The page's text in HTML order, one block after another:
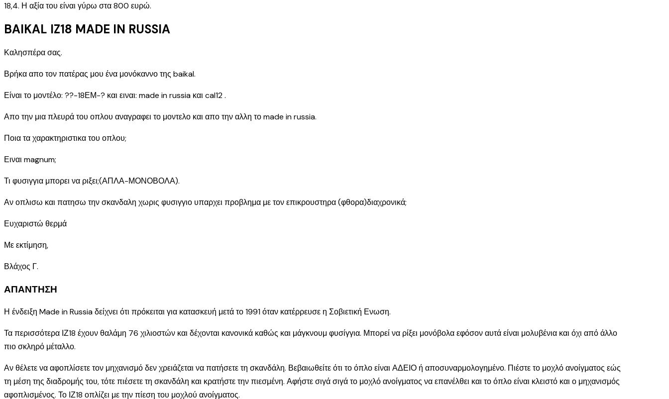
18,4. Η αξία του είναι γύρω στα 800 ευρώ.
BAIKAL IZ18 MADE IN RUSSIA
Καλησπέρα σας.
Βρήκα απο τον πατέρας μου ένα μονόκαννο της baikal.
Είναι το μοντέλο: ??-18ΕΜ-? και ειναι: made in russia και cal12 .
Απο την μια πλευρά του οπλου αναγραφει το μοντελο και απο την αλλη το made in russia.
Ποια τα χαρακτηριστικα του οπλου;
Ειναι magnum;
Τι φυσιγγια μπορει να ριξει;(ΑΠΛΑ-ΜΟΝΟΒΟΛΑ).
Αν οπλισω και πατησω την σκανδαλη χωρις φυσιγγιο υπαρχει προβλημα με τον επικρουστηρα (φθορα)διαχρονικά;
Ευχαριστώ θερμά
Με εκτίμηση,
Βλάχος Γ.
ΑΠΑΝΤΗΣΗ
Η ένδειξη Made in Russia δείχνει ότι πρόκειται για κατασκευή μετά το 1991 όταν κατέρρευσε η Σοβιετική Ενωση.
Τα περισσότερα ΙΖ18 έχουν θαλάμη 76 χιλιοστών και δέχονται κανονικά καθώς και μάγκνουμ φυσίγγια. Μπορεί να ρίξει μονόβολα εφόσον αυτά είναι μολυβένια και όχι από άλλο
πιο σκληρό μέταλλο.
Αν θέλετε να αφοπλίσετε τον μηχανισμό δεν χρειάζεται να πατήσετε τη σκανδάλη. Βεβαιωθείτε ότι το όπλο είναι ΑΔΕΙΟ ή αποσυναρμολογημένο. Πιέστε το μοχλό ανοίγματος εώς
τη μέση της διαδρομής του, τότε πιέσετε τη σκανδάλη και κρατήστε την πιεσμένη. Αφήστε σιγά σιγά το μοχλό ανοίγματος να επανέλθει και το όπλο είναι κλειστό και ο μηχανισμός
αφοπλισμένος. Το ΙΖ18 οπλίζει με την πίεση του μοχλού ανοίγματος.